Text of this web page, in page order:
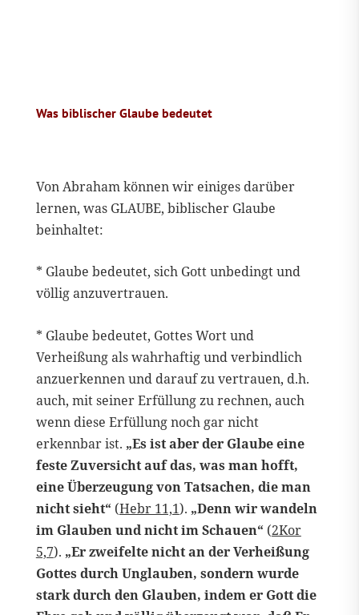
Was biblischer Glaube bedeutet
Von Abraham können wir einiges darüber
lernen, was GLAUBE, biblischer Glaube
beinhaltet:
* Glaube bedeutet, sich Gott unbedingt und
völlig anzuvertrauen.
* Glaube bedeutet, Gottes Wort und
Verheißung als wahrhaftig und verbindlich
anzuerkennen und darauf zu vertrauen, d.h.
auch, mit seiner Erfüllung zu rechnen, auch
wenn diese Erfüllung noch gar nicht
erkennbar ist. „Es ist aber der Glaube eine
feste Zuversicht auf das, was man hofft,
eine Überzeugung von Tatsachen, die man
nicht sieht“ (Hebr 11,1). „Denn wir wandeln
im Glauben und nicht im Schauen“ (2Kor
5,7). „Er zweifelte nicht an der Verheißung
Gottes durch Unglauben, sondern wurde
stark durch den Glauben, indem er Gott die